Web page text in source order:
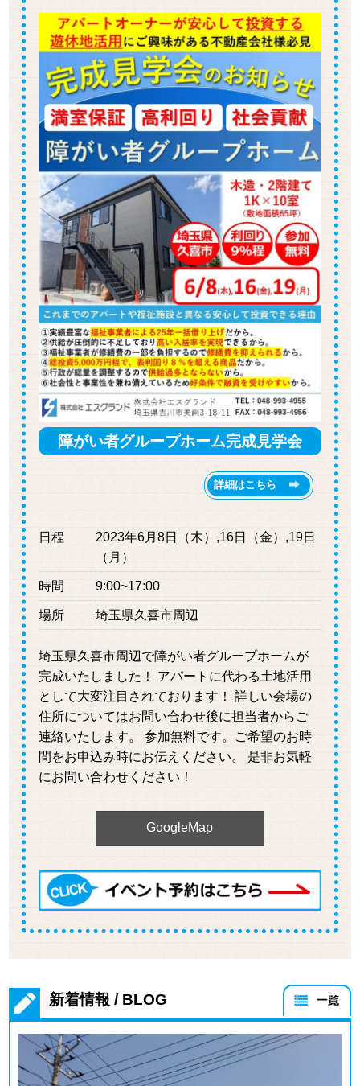
所在地 ： 柏市
更地の大きな土地に、延べ床面積400坪、46室の高
齢者住宅を建築いたしました。 ・・・
松伏町で延べ床面積300坪の倉庫を建築
所在地 ： 松伏町
面積600坪の大きな土地で倉庫を建築しました。 賃
貸住宅は需要がないようなエリ・・・
吉川市のアパートを店舗兼アパートに建て替え
所在地 ： 吉川市
古くなっていたアパートの建て替えのご相談でし
たが、周辺エリアで飲食店のテナントの・・・
千葉県柏市で収益最大化アパートを建築
埼玉県春日部市でアパートを建築
障がい者グループホーム完成見学会
詳細はこちら
日程
2023年6月8日（木）,16日（金）,19日
（月）
時間 9:00~17:00
場所 埼玉県久喜市周辺
埼玉県久喜市周辺で障がい者グループホームが
完成いたしました！ アパートに代わる土地活用
として大変注目されております！ 詳しい会場の
住所についてはお問い合わせ後に担当者からご
連絡いたします。 参加無料です。ご希望のお時
間をお申込み時にお伝えください。 是非お気軽
にお問い合わせください！
GoogleMap
新着情報 / BLOG